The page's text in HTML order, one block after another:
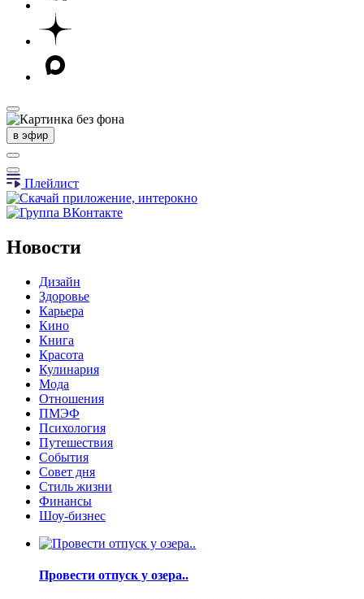
в эфир
Плейлист
Новости
Дизайн
Здоровье
Карьера
Кино
Книга
Красота
Кулинария
Мода
Отношения
ПМЭФ
Психология
Путешествия
События
Совет дня
Стиль жизни
Финансы
Шоу-бизнес
Провести отпуск у озера..